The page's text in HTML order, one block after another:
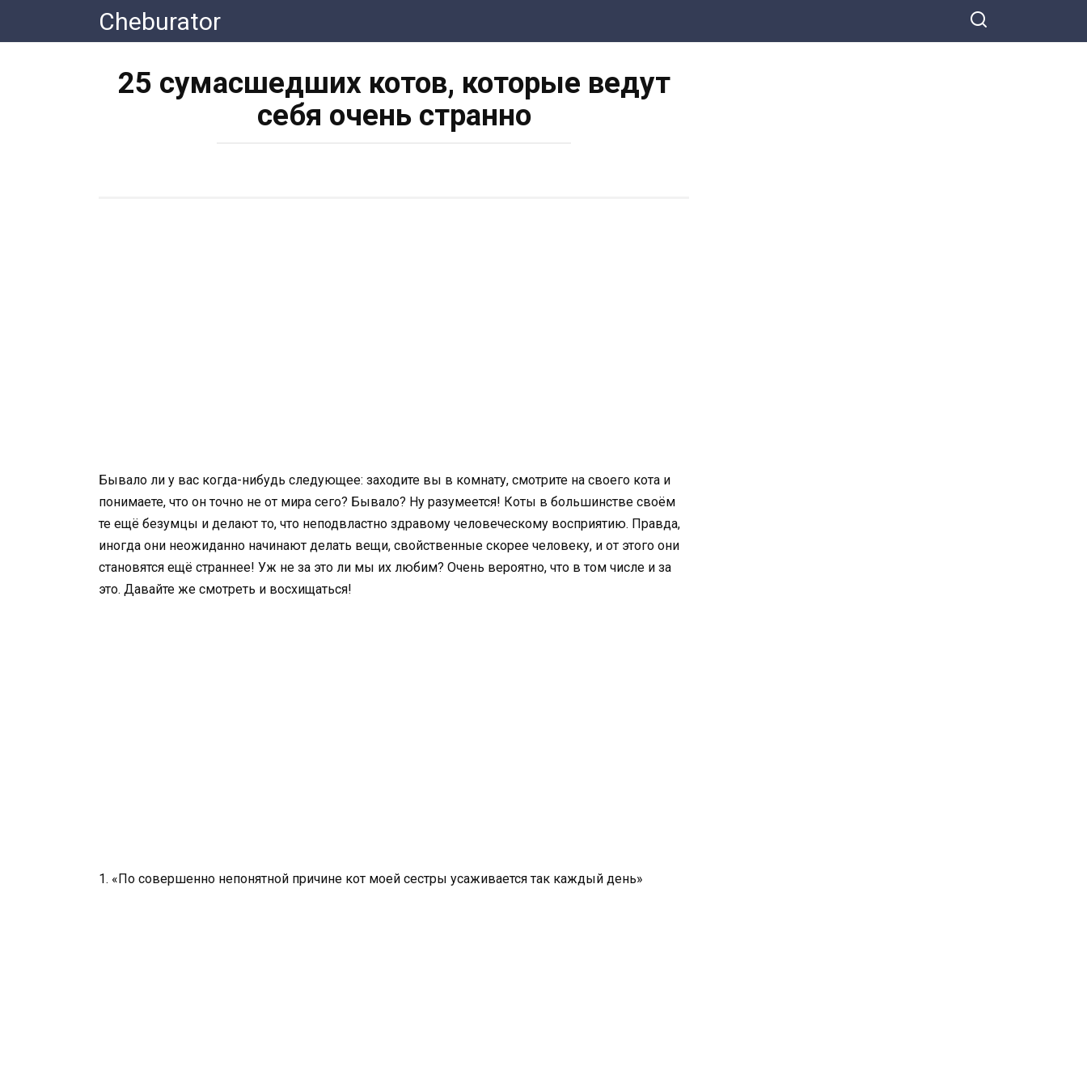
контенту
Cheburator
25 сумасшедших котов, которые ведут
себя очень странно
Бывало ли у вас когда-нибудь следующее: заходите вы в комнату, смотрите на своего кота и
понимаете, что он точно не от мира сего? Бывало? Ну разумеется! Коты в большинстве своём
те ещё безумцы и делают то, что неподвластно здравому человеческому восприятию. Правда,
иногда они неожиданно начинают делать вещи, свойственные скорее человеку, и от этого они
становятся ещё страннее! Уж не за это ли мы их любим? Очень вероятно, что в том числе и за
это. Давайте же смотреть и восхищаться!
1. «По совершенно непонятной причине кот моей сестры усаживается так каждый день»